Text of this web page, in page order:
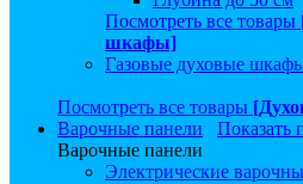
Посмотреть все товары
шкафы]
Газовые духовые
Посмотреть все товары
Варочные панели
Показать
Варочные панели
Электрические